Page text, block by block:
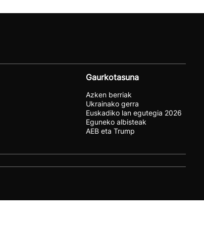
Gaurkotasuna
Azken berriak
Ukrainako gerra
Euskadiko lan egutegia 2026
Eguneko albisteak
AEB eta Trump